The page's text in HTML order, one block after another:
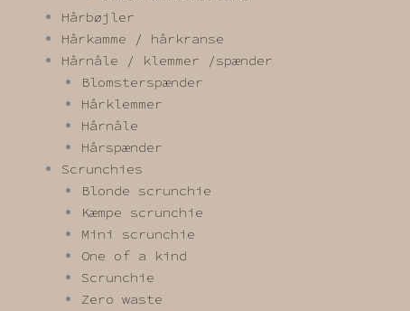
Hårbøjler
Hårkamme / hårkranse
Hårnåle / klemmer /spænder
Blomsterspænder
Hårklemmer
Hårnåle
Hårspænder
Scrunchies
Blonde scrunchie
Kæmpe scrunchie
Mini scrunchie
One of a kind
Scrunchie
Zero waste